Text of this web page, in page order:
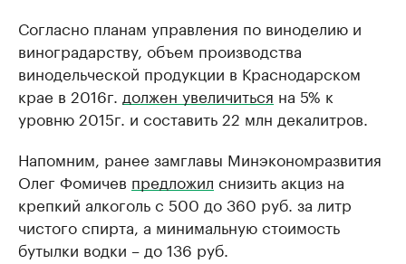
Согласно планам управления по виноделию и
виноградарству, объем производства
винодельческой продукции в Краснодарском
крае в 2016г. должен увеличиться на 5% к
уровню 2015г. и составить 22 млн декалитров.
Напомним, ранее замглавы Минэкономразвития
Олег Фомичев предложил снизить акциз на
крепкий алкоголь с 500 до 360 руб. за литр
чистого спирта, а минимальную стоимость
бутылки водки – до 136 руб.